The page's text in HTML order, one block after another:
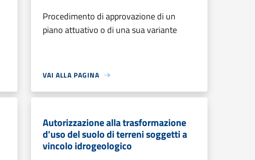
Procedimento di approvazione di un
piano attuativo o di una sua variante
VAI ALLA PAGINA
Autorizzazione alla trasformazione
d'uso del suolo di terreni soggetti a
vincolo idrogeologico